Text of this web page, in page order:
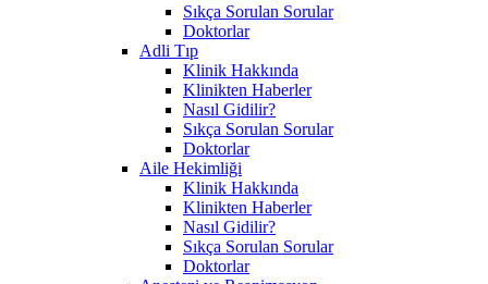
Sıkça Sorulan Sorular
Doktorlar
Adli Tıp
Klinik Hakkında
Klinikten Haberler
Nasıl Gidilir?
Sıkça Sorulan Sorular
Doktorlar
Aile Hekimliği
Klinik Hakkında
Klinikten Haberler
Nasıl Gidilir?
Sıkça Sorulan Sorular
Doktorlar